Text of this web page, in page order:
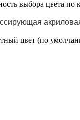
выбора цвета
цвет (по